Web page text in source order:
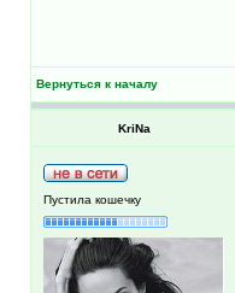
Вернуться к началу
KriNa
Пустила кошечку